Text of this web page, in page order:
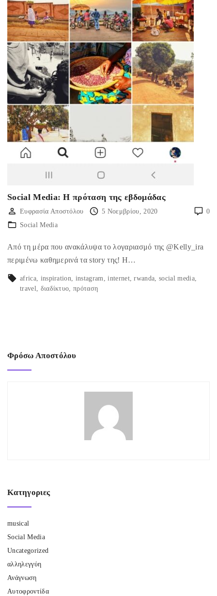
Social Media: Η πρόταση της εβδομάδας
0
Ευφρασία Αποστόλου
5 Νοεμβρίου, 2020
Social Media
Από τη μέρα που ανακάλυψα το λογαριασμό της @Kelly_ira
περιμένω καθημερινά τα story της! Η…
africa inspiration instagram internet rwanda
social media
travel
διαδίκτυο πρόταση
Φρόσω Αποστόλου
Κατηγοριες
musical
Social Media
Uncategorized
αλληλεγγύη
Ανάγνωση
Αυτοφροντίδα